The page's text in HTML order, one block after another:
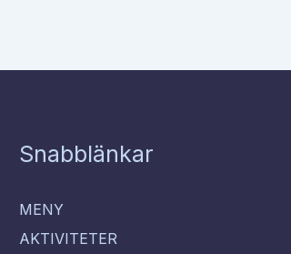
Snabblänkar
MENY
AKTIVITETER